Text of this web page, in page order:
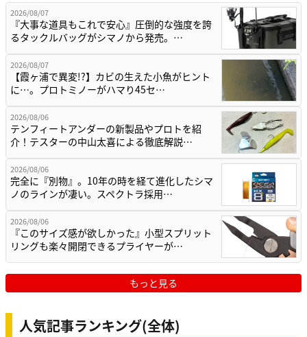
2026/08/07
『大事な道具もこれで安心』圧倒的な強度を誇
るタックルバッグがシマノから発売。…
2026/08/07
【霞ヶ浦で異変!?】カビの生えた小魚がヒント
に…。プロトミノーがハマり45セ…
2026/08/06
テンフィートアンダーの新製品やプロトを紹
介！テスターの中山太喜による徹底解説…
2026/08/06
完全に『別物』。10年の時を経て進化したシマ
ノのラインが凄い。スペクトラ採用…
2026/08/06
『このサイズ感が欲しかった』小型スプリット
リングも楽々開閉できるプライヤーが…
もっと見る
人気記事ランキング(全体)